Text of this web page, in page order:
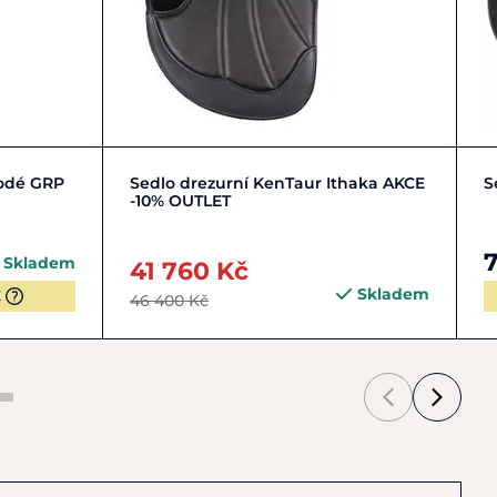
GRP
Skladem
17" 17,5"
Sedlo drezurní KenTaur Ithaka AKCE
-10% OUTLET
41 760 Kč
46 400 Kč Skladem